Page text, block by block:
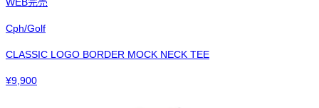
Cph/Golf
CLASSIC LOGO BORDER MOCK NECK TEE
¥9,900